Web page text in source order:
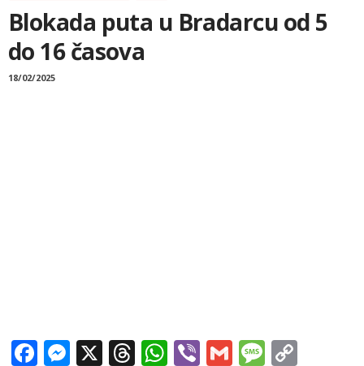
Blokada puta u Bradarcu od 5
do 16 časova
18/02/2025
Facebook
Messenger
X Threads
WhatsApp
ViberGmail